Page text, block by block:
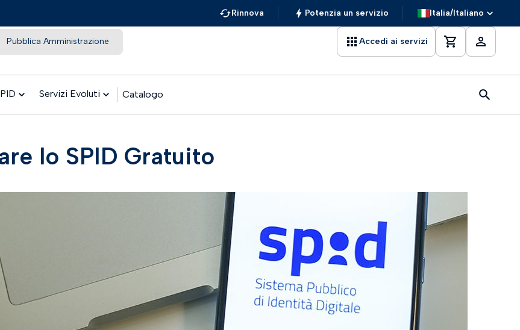
Rinnova Potenzia un servizio Italia/Italiano
Pubblica Amministrazione Accedi ai servizi
Servizi Evoluti Catalogo
lo SPID Gratuito